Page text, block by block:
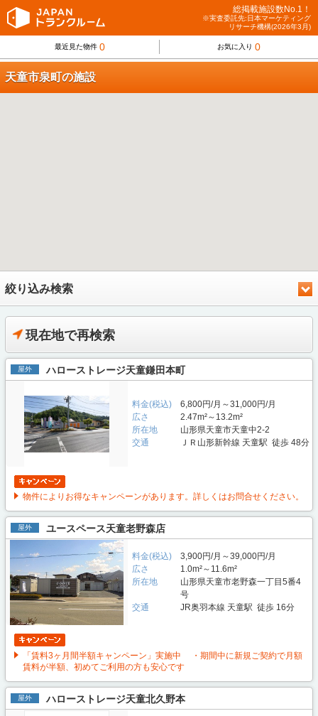
総掲載施設数No.1！
※実査委託先:日本マーケティング
リサーチ機構(2026年3月)
最近見た物件 0 お気に入り 0
天童市泉町の施設
絞り込み検索
現在地で再検索
屋外 ハローストレージ天童鎌田本町
料金(税込)
6,800円/月～31,000円/月
広さ
2.47m²～13.2m²
所在地
山形県天童市天童中2-2
交通
ＪＲ山形新幹線 天童駅 徒歩 48分
物件によりお得なキャンペーンがあります。詳しくはお問合せください。
屋外 ユースペース天童老野森店
料金(税込)
3,900円/月～39,000円/月
広さ
1.0m²～11.6m²
所在地
山形県天童市老野森一丁目5番4
号
交通
JR奥羽本線 天童駅 徒歩 16分
「賃料3ヶ月間半額キャンペーン」実施中 ・期間中に新規ご契約で月額
賃料が半額、初めてご利用の方も安心です
屋外 ハローストレージ天童北久野本